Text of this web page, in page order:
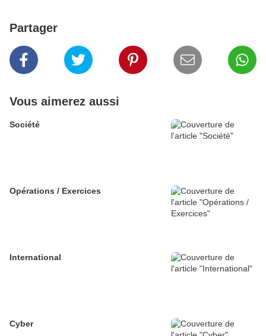
Partager
Vous aimerez aussi
Société
Opérations / Exercices
International
Cyber